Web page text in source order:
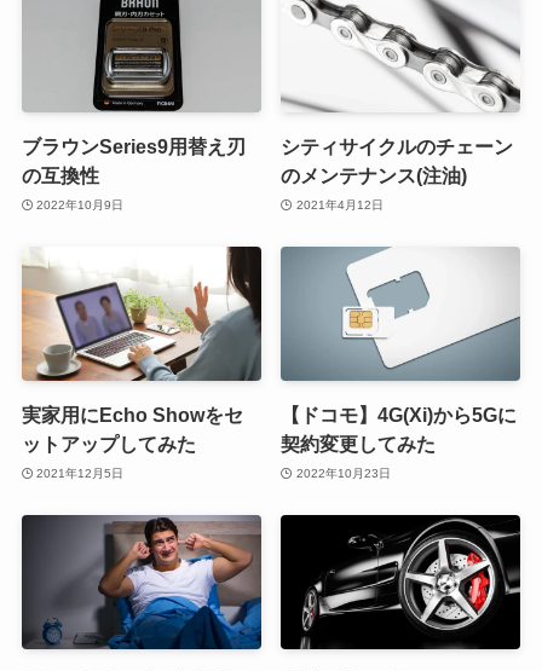
ブラウンSeries9用替え刃
の互換性
2022年10月9日
シティサイクルのチェーン
のメンテナンス(注油)
2021年4月12日
実家用にEcho Showをセ
ットアップしてみた
2021年12月5日
【ドコモ】4G(Xi)から5Gに
契約変更してみた
2022年10月23日